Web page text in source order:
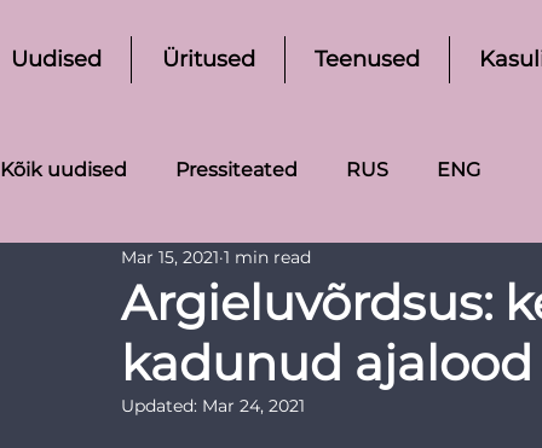
Uudised Üritused Teenused
Kõik uudised Pressiteated RUS ENG
Argieluvõrdsus:
kadunud ajalood
Mar 15, 2021 1 min read
Updated: Mar 24, 2021